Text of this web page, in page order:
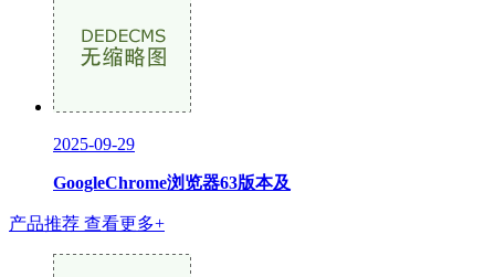
2025-09-29
GoogleChrome浏览器63版本及
产品推荐 查看更多+